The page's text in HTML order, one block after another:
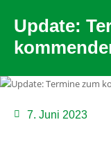
Update:
7. Juni 2023